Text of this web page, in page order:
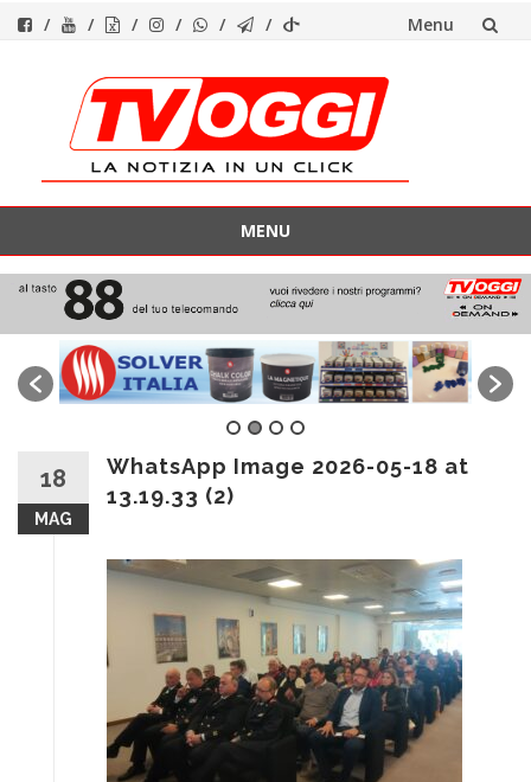
Menu
contenuto
MENU
contenuto
18
MAG
WhatsApp Image 2026-05-18 at
13.19.33 (2)